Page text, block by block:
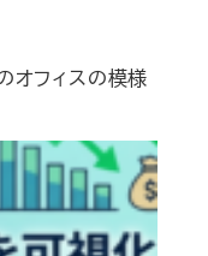
フィスの模様